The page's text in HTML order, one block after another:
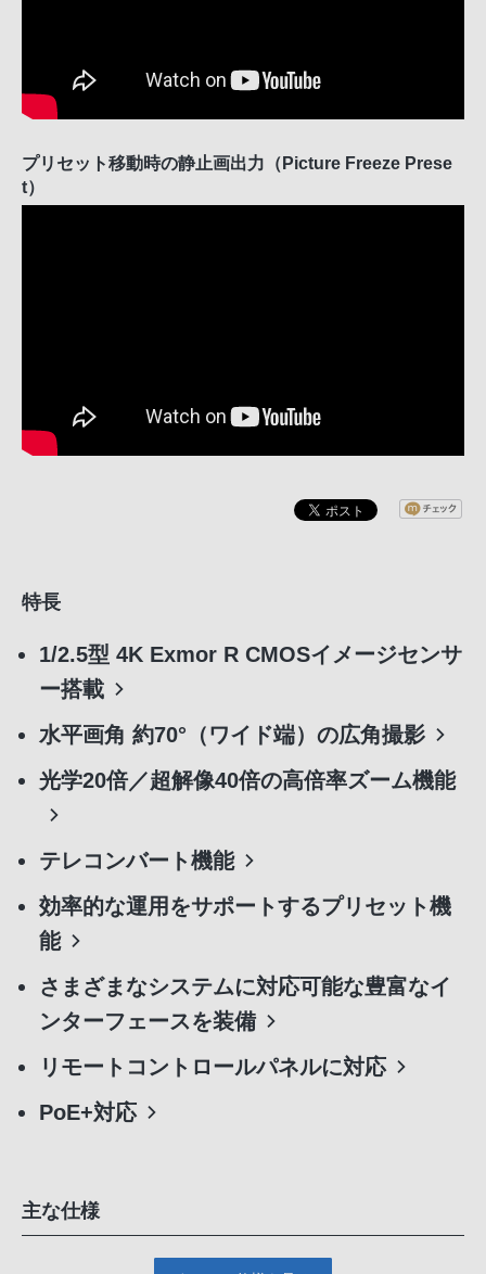
プリセット移動時の静止画出力（Picture Freeze Prese
t）
特長
1/2.5型 4K Exmor R CMOSイメージセンサ
ー搭載
水平画角 約70°（ワイド端）の広角撮影
光学20倍／超解像40倍の高倍率ズーム機能
テレコンバート機能
効率的な運用をサポートするプリセット機
能
さまざまなシステムに対応可能な豊富なイ
ンターフェースを装備
リモートコントロールパネルに対応
PoE+対応
主な仕様